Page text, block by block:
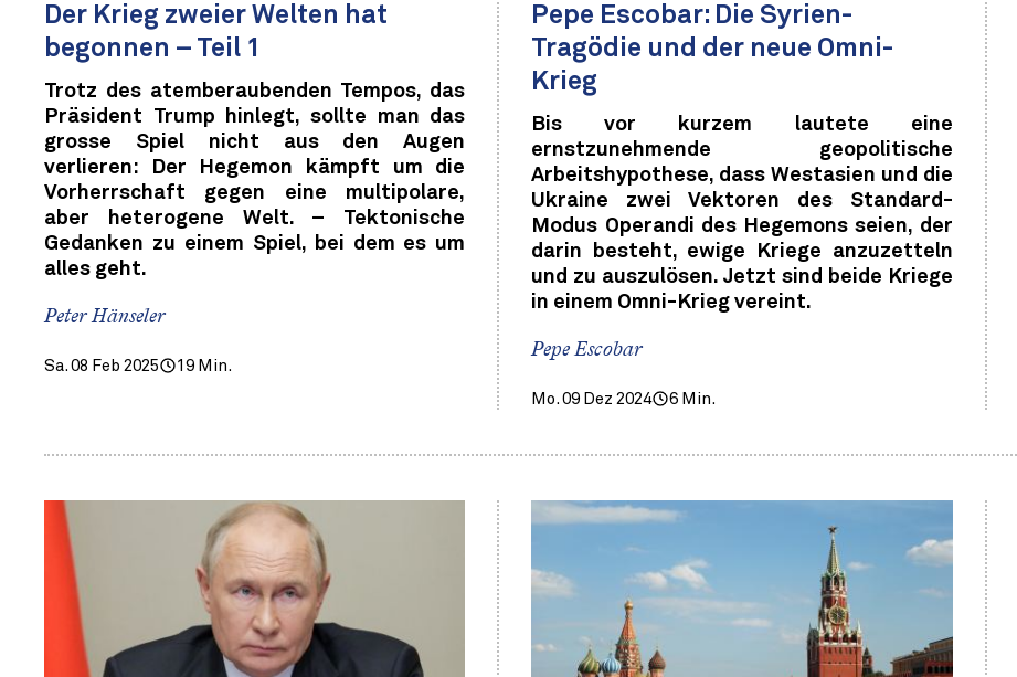
Der Krieg zweier Welten hat
begonnen – Teil 1
Trotz des atemberaubenden Tempos, das
Präsident Trump hinlegt, sollte man das
grosse Spiel nicht aus den Augen
verlieren: Der Hegemon kämpft um die
Vorherrschaft gegen eine multipolare,
aber heterogene Welt. – Tektonische
Gedanken zu einem Spiel, bei dem es um
alles geht.
Peter Hänseler
Sa. 08 Feb 2025 19 Min.
Pepe Escobar: Die Syrien-
Tragödie und der neue Omni-
Krieg
Bis vor kurzem lautete eine
ernstzunehmende geopolitische
Arbeitshypothese, dass Westasien und die
Ukraine zwei Vektoren des Standard-
Modus Operandi des Hegemons seien, der
darin besteht, ewige Kriege anzuzetteln
und zu auszulösen. Jetzt sind beide Kriege
in einem Omni-Krieg vereint.
Pepe Escobar
Mo. 09 Dez 2024 6 Min.